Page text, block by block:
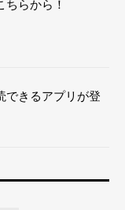
らから！
できるアプリが登